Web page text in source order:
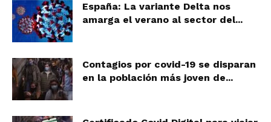
España: La variante Delta nos
amarga el verano al sector del...
Contagios por covid-19 se disparan
en la población más joven de...